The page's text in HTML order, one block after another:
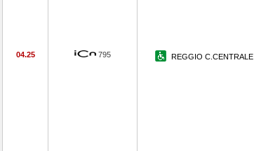
04.25 795 REGGIO C.CENTRALE